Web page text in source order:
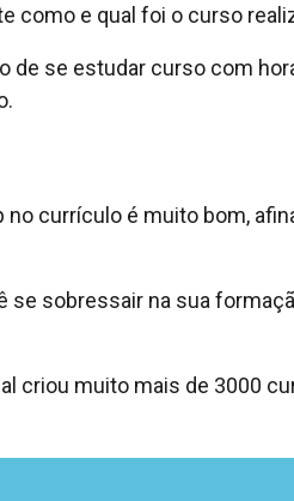
como e qual foi o curso
de se estudar curso com
currículo é muito bom,
se sobressair na sua
criou muito mais de 3000